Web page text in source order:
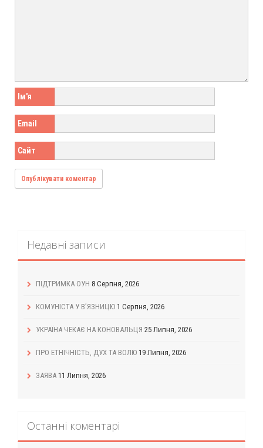
Ім'я
Email
Сайт
Недавні записи
ПІДТРИМКА ОУН 8 Серпня, 2026
КОМУНІСТА У В’ЯЗНИЦЮ 1 Серпня, 2026
УКРАЇНА ЧЕКАЄ НА КОНОВАЛЬЦЯ 25 Липня, 2026
ПРО ЕТНІЧНІСТЬ, ДУХ ТА ВОЛЮ 19 Липня, 2026
ЗАЯВА 11 Липня, 2026
Останні коментарі